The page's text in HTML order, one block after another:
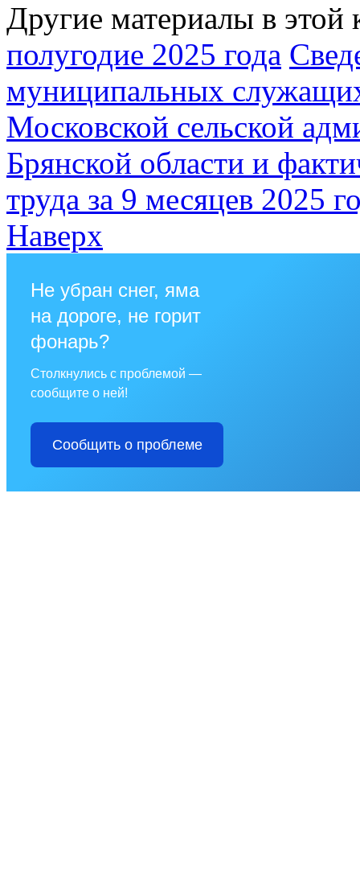
Другие материалы в этой
полугодие 2025 года
муниципальных
Московской сельской
Брянской области и
труда за 9 месяцев 2025
Наверх
Не убран снег, яма
на дороге, не горит
фонарь?
Столкнулись с проблемой —
сообщите о ней!
Сообщить о проблеме